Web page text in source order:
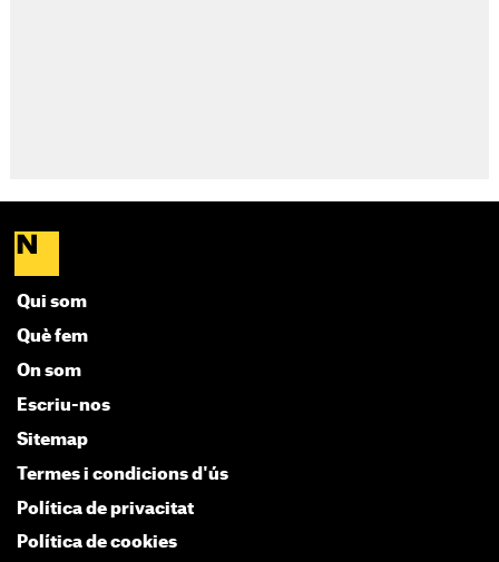
Qui som
Què fem
On som
Escriu-nos
Sitemap
Termes i condicions d'ús
Política de privacitat
Política de cookies